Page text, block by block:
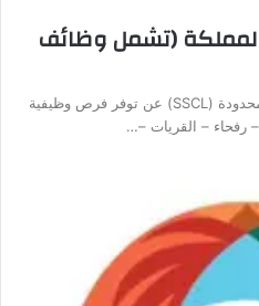
(تشمل وظائف
أعلنت الشركة السعودية للخدمات المحدودة (SSCL) عن توفر فرص وظيفية
رفحاء – القريات –…